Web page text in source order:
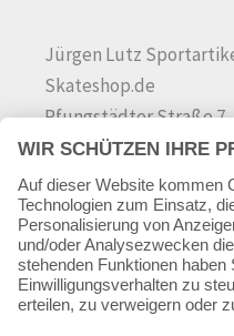
Jürgen Lutz
Skateshop.de
Pfungstädter Straße 7
64342 Seeheim-
Tel.06257 868181
Mail:
Warenkorb
Mein Konto